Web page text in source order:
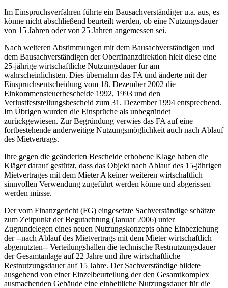
Im Einspruchsverfahren führte ein Bausachverständiger u.a. aus, es
könne nicht abschließend beurteilt werden, ob eine Nutzungsdauer
von 15 Jahren oder von 25 Jahren angemessen sei.
Nach weiteren Abstimmungen mit dem Bausachverständigen und
dem Bausachverständigen der Oberfinanzdirektion hielt diese eine
25-jährige wirtschaftliche Nutzungsdauer für am
wahrscheinlichsten. Dies übernahm das FA und änderte mit der
Einspruchsentscheidung vom 18. Dezember 2002 die
Einkommensteuerbescheide 1992, 1993 und den
Verlustfeststellungsbescheid zum 31. Dezember 1994 entsprechend.
Im Übrigen wurden die Einsprüche als unbegründet
zurückgewiesen. Zur Begründung verwies das FA auf eine
fortbestehende anderweitige Nutzungsmöglichkeit auch nach Ablauf
des Mietvertrags.
Ihre gegen die geänderten Bescheide erhobene Klage haben die
Kläger darauf gestützt, dass das Objekt nach Ablauf des 15-jährigen
Mietvertrages mit dem Mieter A keiner weiteren wirtschaftlich
sinnvollen Verwendung zugeführt werden könne und abgerissen
werden müsse.
Der vom Finanzgericht (FG) eingesetzte Sachverständige schätzte
zum Zeitpunkt der Begutachtung (Januar 2006) unter
Zugrundelegen eines neuen Nutzungskonzepts ohne Einbeziehung
der --nach Ablauf des Mietvertrags mit dem Mieter wirtschaftlich
abgenutzten-- Verteilungshallen die technische Restnutzungsdauer
der Gesamtanlage auf 22 Jahre und ihre wirtschaftliche
Restnutzungsdauer auf 15 Jahre. Der Sachverständige bildete
ausgehend von einer Einzelbeurteilung der den Gesamtkomplex
ausmachenden Gebäude eine einheitliche Nutzungsdauer für die